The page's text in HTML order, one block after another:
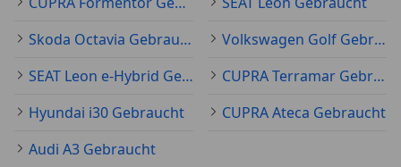
Skoda Octavia Gebraucht
Volkswagen Golf Gebraucht
SEAT Leon e-Hybrid Gebraucht
CUPRA Terramar Gebraucht
Hyundai i30 Gebraucht
CUPRA Ateca Gebraucht
Audi A3 Gebraucht